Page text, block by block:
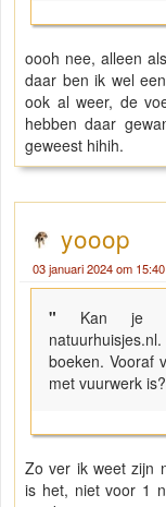
oooh nee, alleen
daar ben ik wel
ook al weer, de
hebben daar
geweest hihih.
yooop
03 januari 2024 om 15:40
" Kan je
boeken. Vooraf
met vuurwerk is?
Zo ver ik weet zijn
is het, niet voor 1